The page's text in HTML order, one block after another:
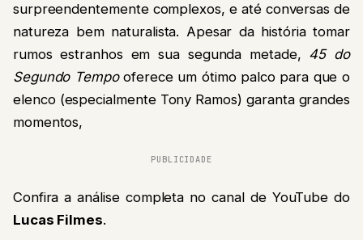
surpreendentemente complexos, e até conversas de
natureza bem naturalista. Apesar da história tomar
rumos estranhos em sua segunda metade, 45 do
Segundo Tempooferece um ótimo palco para que o
elenco (especialmente Tony Ramos) garanta grandes
momentos,
PUBLICIDADE
Confira a análise completa no canal de YouTube do
Lucas Filmes.